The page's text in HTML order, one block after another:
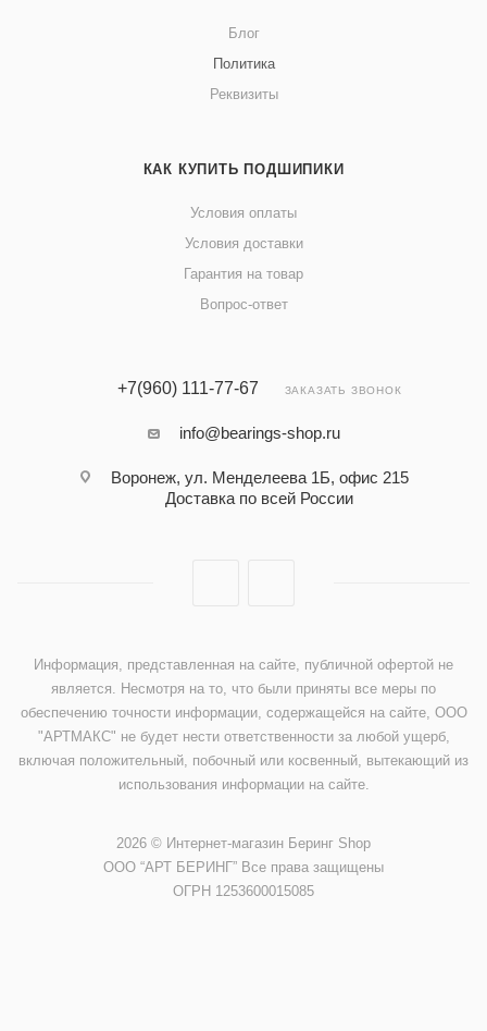
Блог
Политика
Реквизиты
КАК КУПИТЬ ПОДШИПИКИ
Условия оплаты
Условия доставки
Гарантия на товар
Вопрос-ответ
+7(960) 111-77-67 ЗАКАЗАТЬ ЗВОНОК
info@bearings-shop.ru
Воронеж, ул. Менделеева 1Б, офис 215
Доставка по всей России
Информация, представленная на сайте, публичной офертой не
является. Несмотря на то, что были приняты все меры по
обеспечению точности информации, содержащейся на сайте, ООО
"АРТМАКС" не будет нести ответственности за любой ущерб,
включая положительный, побочный или косвенный, вытекающий из
использования информации на сайте.
2026 © Интернет-магазин Беринг Shop
ООО “АРТ БЕРИНГ” Все права защищены
ОГРН 1253600015085